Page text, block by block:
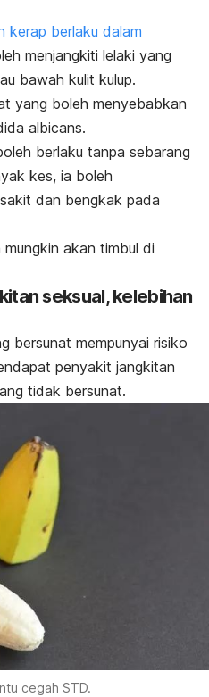
kerap berlaku dalam
menjangkiti lelaki yang
bawah kulit kulup.
yang boleh menyebabkan
albicans.
berlaku tanpa sebarang
kes, ia boleh
dan bengkak pada
mungkin akan timbul di
seksual, kelebihan
bersunat mempunyai risiko
penyakit jangkitan
tidak bersunat.
cegah STD.